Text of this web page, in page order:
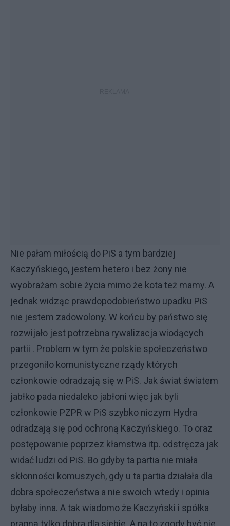
Nie pałam miłością do PiS a tym bardziej
Kaczyńskiego, jestem hetero i bez żony nie
wyobrażam sobie życia mimo że kota też mamy. A
jednak widząc prawdopodobieństwo upadku PiS
nie jestem zadowolony. W końcu by państwo się
rozwijało jest potrzebna rywalizacja wiodących
partii . Problem w tym że polskie społeczeństwo
przegoniło komunistyczne rządy których
członkowie odradzają się w PiS. Jak świat światem
jabłko pada niedaleko jabłoni więc jak byli
członkowie PZPR w PiS szybko niczym Hydra
odradzają się pod ochroną Kaczyńskiego. To oraz
postępowanie poprzez kłamstwa itp. odstręcza jak
widać ludzi od PiS. Bo gdyby ta partia nie miała
skłonności komuszych, gdy u ta partia działała dla
dobra społeczeństwa a nie swoich wtedy i opinia
byłaby inna. A tak wiadomo że Kaczyński i spółka
pragną tylko dobra dla siebie. A na to zgody być nie